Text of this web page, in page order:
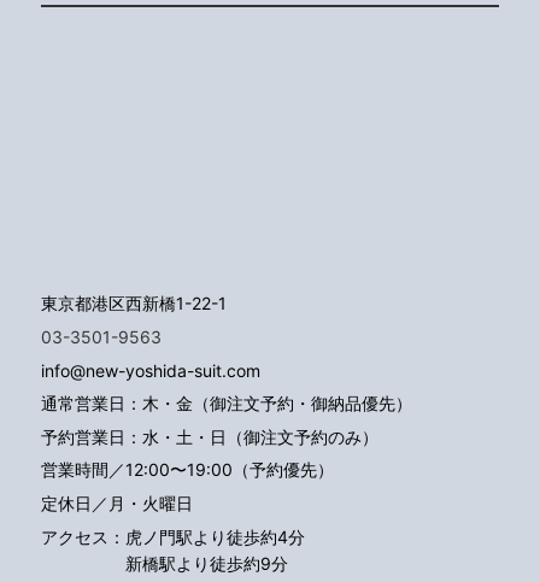
東京都港区西新橋1-22-1
03-3501-9563
info@new-yoshida-suit.com
通常営業日：木・金（御注文予約・御納品優先）
予約営業日：水・土・日（御注文予約のみ）
営業時間／12:00〜19:00（予約優先）
定休日／月・火曜日
アクセス： 虎ノ門駅より徒歩約4分
新橋駅より徒歩約9分